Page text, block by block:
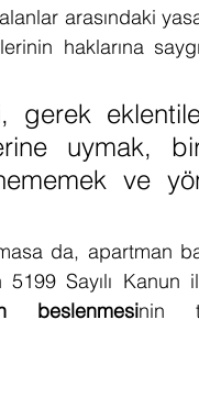
arasındaki
haklarına
gerek
uymak,
ve
da, apartman
Sayılı Kanun
beslenmesinin